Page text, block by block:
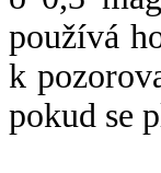
používá
k
pokud se